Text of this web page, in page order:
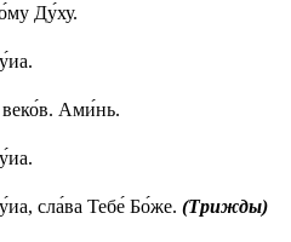
Ду́ху.
Ами́нь.
сла́ва Тебе́ Бо́же. (Трижды)